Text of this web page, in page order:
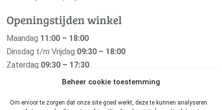
Beheer cookie toestemming
Om ervoor te zorgen dat onze site goed werkt, deze te kunnen analyseren
Openingstijden winkel
Maandag 11:00 – 18:00
Dinsdag t/m Vrijdag 09:30 – 18:00
Zaterdag 09:30 – 17:30
Gesloten